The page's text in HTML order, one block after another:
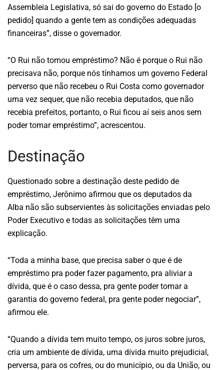
Assembleia Legislativa, só sai do governo do Estado [o
pedido] quando a gente tem as condições adequadas
financeiras”, disse o governador.
“O Rui não tomou empréstimo? Não é porque o Rui não
precisava não, porque nós tínhamos um governo Federal
perverso que não recebeu o Rui Costa como governador
uma vez sequer, que não recebia deputados, que não
recebia prefeitos, portanto, o Rui ficou aí seis anos sem
poder tomar empréstimo”, acrescentou.
Destinação
Questionado sobre a destinação deste pedido de
empréstimo, Jerônimo afirmou que os deputados da
Alba não são subservientes às solicitações enviadas pelo
Poder Executivo e todas as solicitações têm uma
explicação.
“Toda a minha base, que precisa saber o que é de
empréstimo pra poder fazer pagamento, pra aliviar a
dívida, que é o caso dessa, pra gente poder tomar a
garantia do governo federal, pra gente poder negociar”,
afirmou ele.
“Quando a dívida tem muito tempo, os juros sobre juros,
cria um ambiente de dívida, uma dívida muito prejudicial,
perversa, para os cofres, ou do município, ou da União, ou